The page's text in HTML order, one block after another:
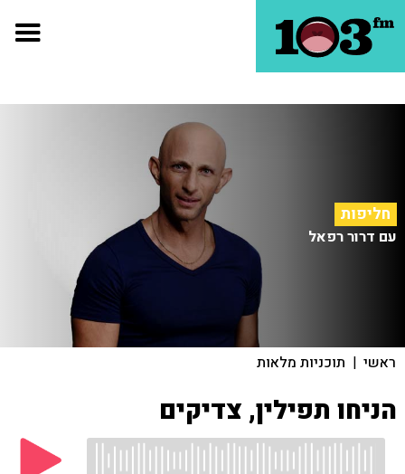
חליפות
עם דרור רפאל
ראשי | תוכניות מלאות
הניחו תפילין, צדיקים